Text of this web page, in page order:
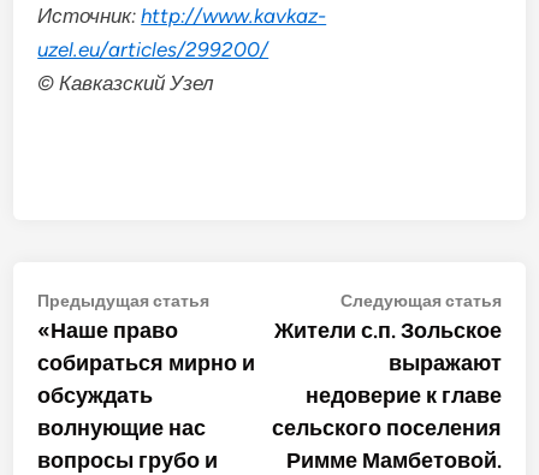
Источник:http://www.kavkaz-
uzel.eu/articles/299200/
© Кавказский Узел
Навигация
по
записям
Предыдущая статьяПредыдущая
«Наше право
собираться мирно и
обсуждать
волнующие нас
вопросы грубо и
Следующая статья
Жители с.п. Зольское
выражают
недоверие к главе
сельского поселения
Римме Мамбетовой.